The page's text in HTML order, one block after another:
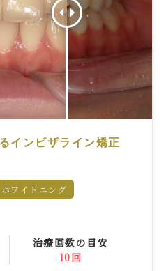
インビザライン矯正
ホワイトニング
治療回数の目安
10回